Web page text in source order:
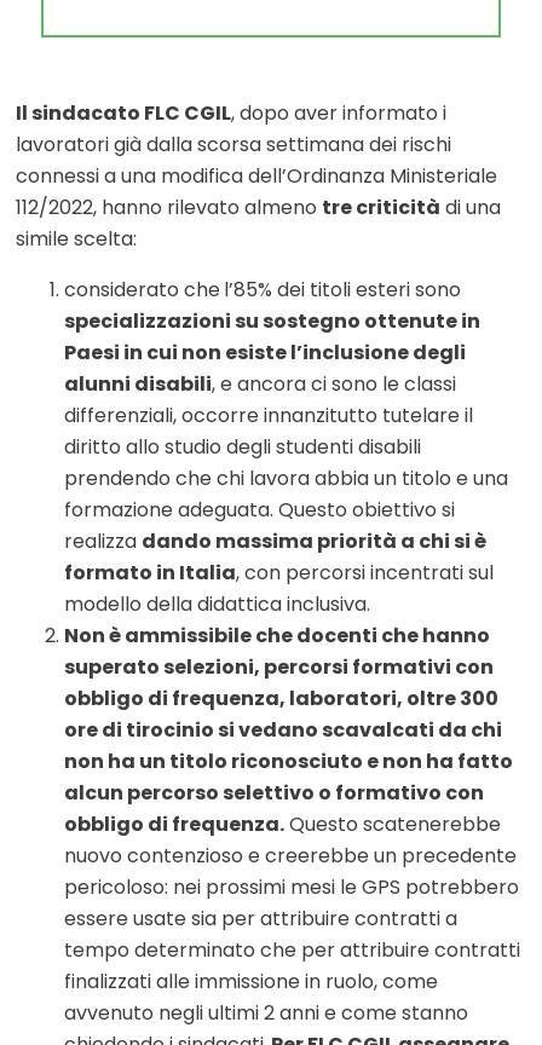
Il sindacato FLC CGIL, dopo aver informato i
lavoratori già dalla scorsa settimana dei rischi
connessi a una modifica dell’Ordinanza Ministeriale
112/2022, hanno rilevato almeno tre criticità di una
simile scelta:
considerato chel’85% dei titoli esteri sono
specializzazioni su sostegno ottenute in
Paesi in cui non esiste l’inclusione degli
alunni disabili, e ancora ci sono le classi
differenziali, occorre innanzitutto tutelare il
diritto allo studio degli studenti disabili
prendendo che chi lavora abbia un titolo e una
formazione adeguata. Questo obiettivo si
realizza dando massima priorità a chi si è
formato in Italia, con percorsi incentrati sul
modello della didattica inclusiva.
Non è ammissibile che docenti che hanno
superato selezioni, percorsi formativi con
obbligo di frequenza, laboratori, oltre 300
ore di tirocinio si vedano scavalcati da chi
non ha un titolo riconosciuto e non ha fatto
alcun percorso selettivo o formativo con
obbligo di frequenza.Questo scatenerebbe
nuovo contenzioso e creerebbe un precedente
pericoloso: nei prossimi mesi le GPS potrebbero
essere usate sia per attribuire contratti a
tempo determinato che per attribuire contratti
finalizzati alle immissione in ruolo, come
avvenuto negli ultimi 2 anni e come stanno